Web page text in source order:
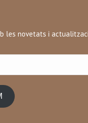
les novetats i